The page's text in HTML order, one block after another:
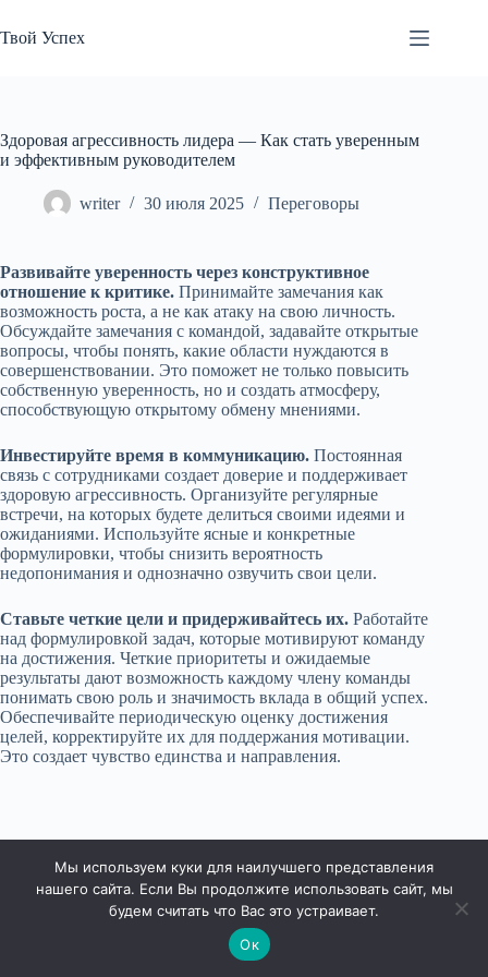
к
сути
Твой Успех
Здоровая агрессивность лидера — Как стать уверенным
и эффективным руководителем
writer 30 июля 2025 Переговоры
Развивайте уверенность через конструктивное
отношение к критике. Принимайте замечания как
возможность роста, а не как атаку на свою личность.
Обсуждайте замечания с командой, задавайте открытые
вопросы, чтобы понять, какие области нуждаются в
совершенствовании. Это поможет не только повысить
собственную уверенность, но и создать атмосферу,
способствующую открытому обмену мнениями.
Инвестируйте время в коммуникацию. Постоянная
связь с сотрудниками создает доверие и поддерживает
здоровую агрессивность. Организуйте регулярные
встречи, на которых будете делиться своими идеями и
ожиданиями. Используйте ясные и конкретные
формулировки, чтобы снизить вероятность
недопонимания и однозначно озвучить свои цели.
Ставьте четкие цели и придерживайтесь их. Работайте
над формулировкой задач, которые мотивируют команду
на достижения. Четкие приоритеты и ожидаемые
результаты дают возможность каждому члену команды
понимать свою роль и значимость вклада в общий успех.
Обеспечивайте периодическую оценку достижения
целей, корректируйте их для поддержания мотивации.
Это создает чувство единства и направления.
Мы используем куки для наилучшего представления
нашего сайта. Если Вы продолжите использовать сайт, мы
будем считать что Вас это устраивает.
Ок